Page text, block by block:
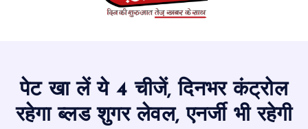
पेट खा लें ये 4 चीजें, दिनभर कंट्रोल
रहेगा ब्लड शुगर लेवल, एनर्जी भी रहेगी